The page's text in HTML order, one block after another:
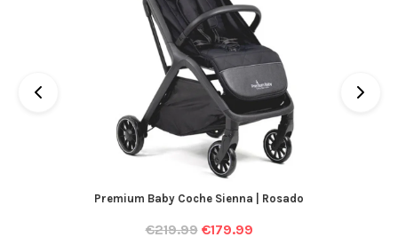
Premium Baby Coche Sienna | Rosado
€219.99 €179.99